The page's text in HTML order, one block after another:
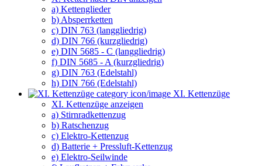
a) Kettenglieder
b) Absperrketten
c) DIN 763 (langgliedrig)
d) DIN 766 (kurzgliedrig)
e) DIN 5685 - C (langgliedrig)
f) DIN 5685 - A (kurzgliedrig)
g) DIN 763 (Edelstahl)
h) DIN 766 (Edelstahl)
XI. Kettenzüge
XI. Kettenzüge anzeigen
a) Stirnradkettenzug
b) Ratschenzug
c) Elektro-Kettenzug
d) Batterie + Pressluft-Kettenzug
e) Elektro-Seilwinde